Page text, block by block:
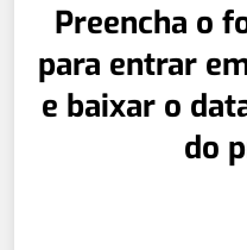
Preencha o
para entrar
e baixar o
do